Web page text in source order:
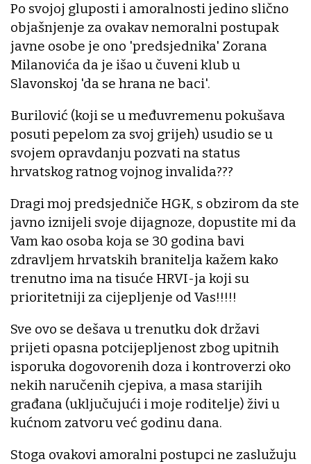
Po svojoj gluposti i amoralnosti jedino slično
objašnjenje za ovakav nemoralni postupak
javne osobe je ono 'predsjednika' Zorana
Milanovića da je išao u čuveni klub u
Slavonskoj 'da se hrana ne baci'.
Burilović (koji se u međuvremenu pokušava
posuti pepelom za svoj grijeh) usudio se u
svojem opravdanju pozvati na status
hrvatskog ratnog vojnog invalida???
Dragi moj predsjedniče HGK, s obzirom da ste
javno iznijeli svoje dijagnoze, dopustite mi da
Vam kao osoba koja se 30 godina bavi
zdravljem hrvatskih branitelja kažem kako
trenutno ima na tisuće HRVI-ja koji su
prioritetniji za cijepljenje od Vas!!!!!
Sve ovo se dešava u trenutku dok državi
prijeti opasna potcijepljenost zbog upitnih
isporuka dogovorenih doza i kontroverzi oko
nekih naručenih cjepiva, a masa starijih
građana (uključujući i moje roditelje) živi u
kućnom zatvoru već godinu dana.
Stoga ovakovi amoralni postupci ne zaslužuju